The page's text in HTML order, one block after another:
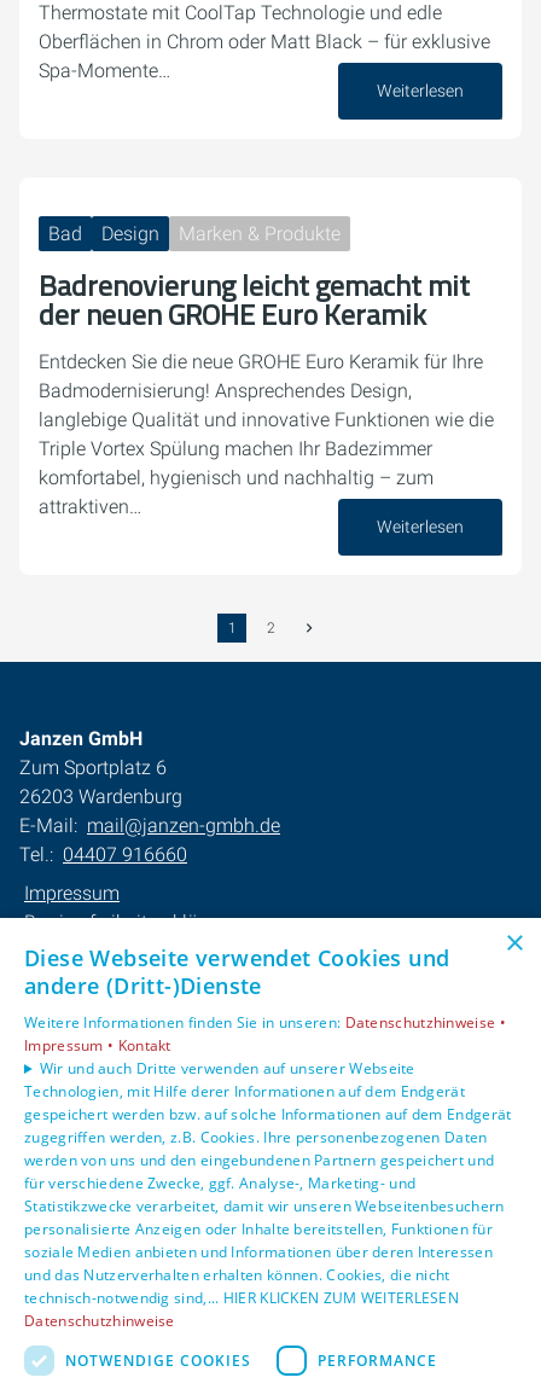
Thermostate mit CoolTap Technologie und edle
Oberflächen in Chrom oder Matt Black – für exklusive
Spa-Momente…
Weiterlesen
Bad Design Marken & Produkte
Badrenovierung leicht gemacht mit
der neuen GROHE Euro Keramik
Entdecken Sie die neue GROHE Euro Keramik für Ihre
Badmodernisierung! Ansprechendes Design,
langlebige Qualität und innovative Funktionen wie die
Triple Vortex Spülung machen Ihr Badezimmer
komfortabel, hygienisch und nachhaltig – zum
attraktiven…
Weiterlesen
1 2
Janzen GmbH
Zum Sportplatz 6
26203 Wardenburg
E-Mail: mail@janzen-gmbh.de
Tel.: 04407 916660
Impressum
Barrierefreiheitserklärung
Datenschutzerklärung
AGB
Unsere Bereiche
Privatkunden
Gewerbekunden
Karriere
Unternehmen
Kontakt
×
Diese Webseite verwendet Cookies und
andere (Dritt-)Dienste
Weitere Informationen finden Sie in unseren: Datenschutzhinweise •
Impressum • Kontakt
Wir und auch Dritte verwenden auf unserer Webseite
Technologien, mit Hilfe derer Informationen auf dem Endgerät
gespeichert werden bzw. auf solche Informationen auf dem Endgerät
zugegriffen werden, z.B. Cookies. Ihre personenbezogenen Daten
werden von uns und den eingebundenen Partnern gespeichert und
für verschiedene Zwecke, ggf. Analyse-, Marketing- und
Statistikzwecke verarbeitet, damit wir unseren Webseitenbesuchern
personalisierte Anzeigen oder Inhalte bereitstellen, Funktionen für
soziale Medien anbieten und Informationen über deren Interessen
und das Nutzerverhalten erhalten können. Cookies, die nicht
technisch-notwendig sind,... HIER KLICKEN ZUM WEITERLESEN
Datenschutzhinweise
NOTWENDIGE COOKIES
PERFORMANCE